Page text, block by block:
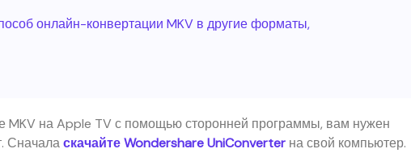
онлайн-конвертации MKV в другие форматы,
MKV на Apple TV с помощью сторонней программы, вам нужен
Сначаласкачайте Wondershare UniConverter на свой компьютер.